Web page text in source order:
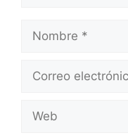
electrónico